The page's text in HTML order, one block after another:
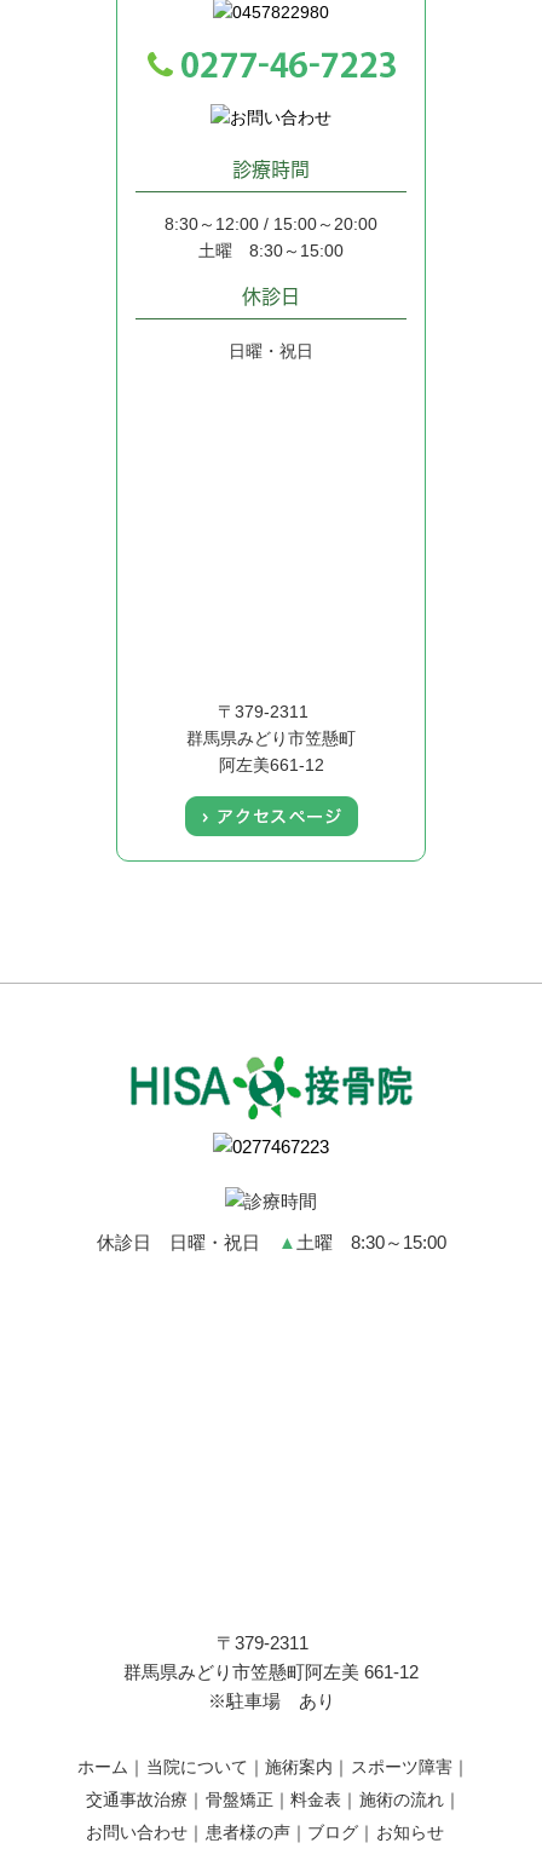
診療時間
8:30～12:00 / 15:00～20:00
土曜 8:30～15:00
休診日
日曜・祝日
〒379-2311
群馬県みどり市笠懸町
阿左美661-12
休診日 日曜・祝日 ▲ 土曜 8:30～15:00
〒379-2311
群馬県みどり市笠懸町阿左美 661-12
※駐車場 あり
ホーム 当院について 施術案内
スポーツ障害
交通事故治療
骨盤矯正 料金表
施術の流れ
お問い合わせ
患者様の声 ブログ お知らせ